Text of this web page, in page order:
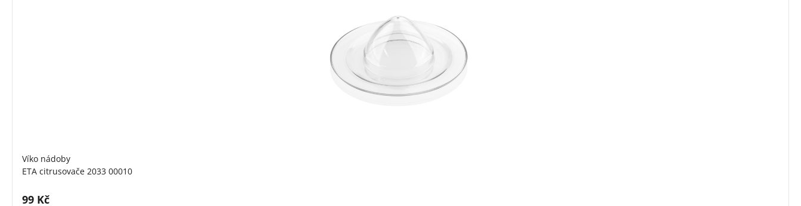
Víko nádoby
ETA citrusovače 2033 00010
Cena s DPH:
99 Kč